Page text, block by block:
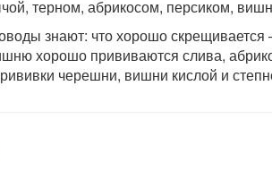
терном, абрикосом, персиком,
знают: что хорошо скрещивается
хорошо прививаются слива,
черешни, вишни кислой и